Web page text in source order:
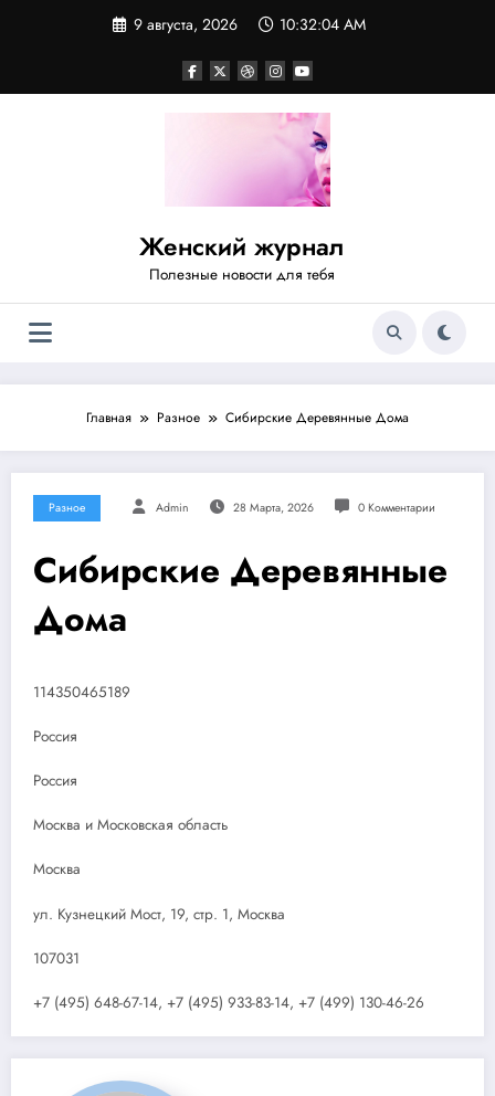
9 августа, 2026 10:32:04 AM
Женский журнал
Полезные новости для тебя
Главная Разное Сибирские Деревянные Дома
Разное Admin 28 Марта, 2026 0 Комментарии
Сибирские Деревянные
Дома
114350465189
Россия
Россия
Москва и Московская область
Москва
ул. Кузнецкий Мост, 19, стр. 1, Москва
107031
+7 (495) 648-67-14, +7 (495) 933-83-14, +7 (499) 130-46-26